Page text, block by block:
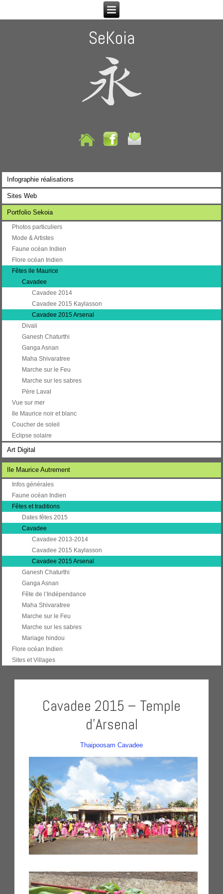
SeKoia
Infographie réalisations
Sites Web
Portfolio Sekoia
Photos particuliers
Mode & Artistes
Faune océan Indien
Flore océan Indien
Fêtes ile Maurice
Cavadee
Cavadee 2014
Cavadee 2015 Kaylasson
Cavadee 2015 Arsenal
Divali
Ganesh Chaturthi
Ganga Asnan
Maha Shivaratree
Marche sur le Feu
Marche sur les sabres
Père Laval
Vue sur mer
Ile Maurice noir et blanc
Coucher de soleil
Eclipse solaire
Art Digital
Ile Maurice Autrement
Infos générales
Faune océan Indien
Fêtes et traditions
Dates fêtes 2015
Cavadee
Cavadee 2013-2014
Cavadee 2015 Kaylasson
Cavadee 2015 Arsenal
Ganesh Chaturthi
Ganga Asnan
Fête de l’Indépendance
Maha Shivaratree
Marche sur le Feu
Marche sur les sabres
Mariage hindou
Flore océan Indien
Sites et Villages
Cavadee 2015 – Temple
d’Arsenal
Thaipoosam Cavadee